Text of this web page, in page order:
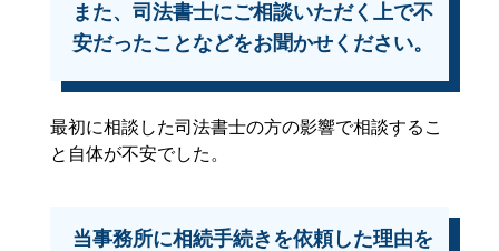
また、司法書士にご相談いただく上で不
安だったことなどをお聞かせください。
最初に相談した司法書士の方の影響で相談するこ
と自体が不安でした。
当事務所に相続手続きを依頼した理由を